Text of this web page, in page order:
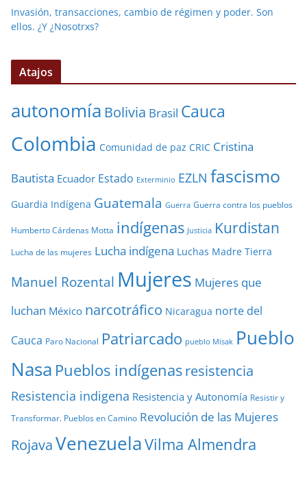
Invasión, transacciones, cambio de régimen y poder. Son
ellos. ¿Y ¿Nosotrxs?
Atajos
autonomía Bolivia Brasil Cauca
Colombia Comunidad de paz CRIC Cristina
Bautista Ecuador Estado Exterminio EZLN fascismo
Guardia Indígena Guatemala Guerra Guerra contra los pueblos
Humberto Cárdenas Motta indígenas Justicia Kurdistan
Lucha de las mujeres Lucha indígena Luchas Madre Tierra
Manuel Rozental Mujeres Mujeres que
luchan México narcotráfico Nicaragua norte del
Cauca Paro Nacional Patriarcado pueblo Misak Pueblo
Nasa Pueblos indígenasresistencia
Resistencia indigena Resistencia y Autonomía Resistir y
Transformar. Pueblos en Camino Revolución de las Mujeres
RojavaVenezuelaVilma Almendra